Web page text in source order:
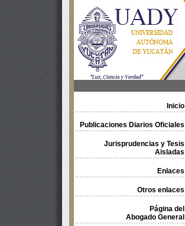
Inicio
Publicaciones Diarios Oficiales
Jurisprudencias y Tesis
Aisladas
Enlaces
Otros enlaces
Página del
Abogado General